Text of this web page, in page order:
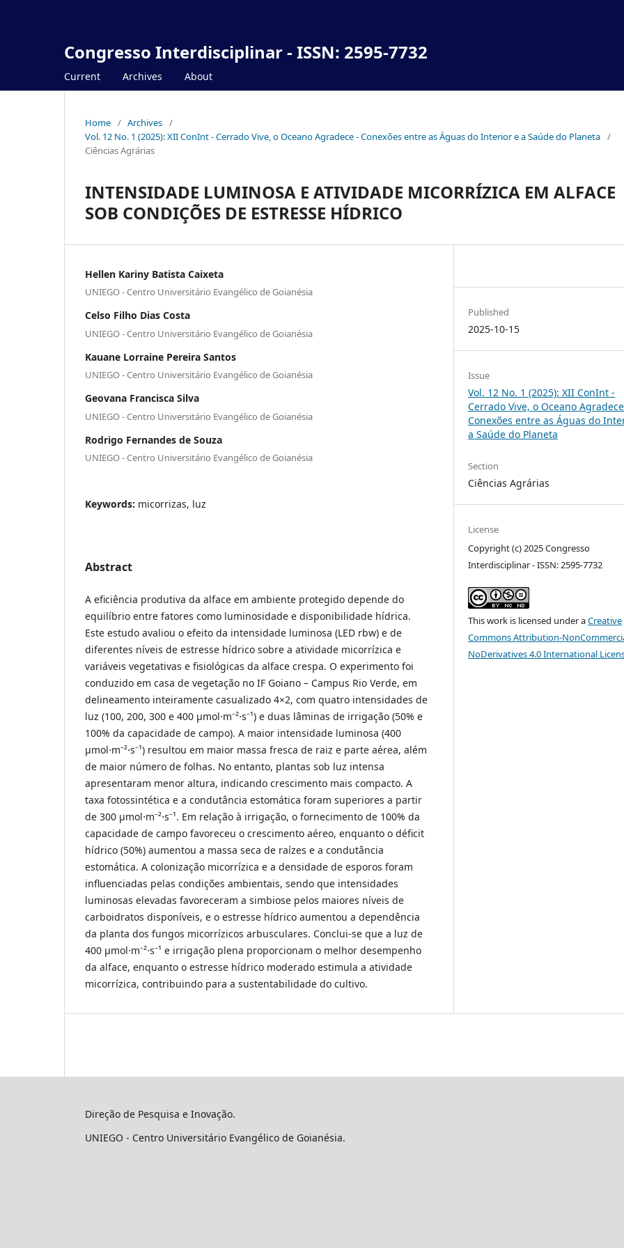
Congresso Interdisciplinar - ISSN: 2595-7732
Current Archives About
Home / Archives /
Vol. 12 No. 1 (2025): XII ConInt - Cerrado Vive, o Oceano Agradece - Conexões entre as Águas do Interior e a Saúde do Planeta /
Ciências Agrárias
INTENSIDADE LUMINOSA E ATIVIDADE MICORRÍZICA EM ALFACE
SOB CONDIÇÕES DE ESTRESSE HÍDRICO
Hellen Kariny Batista Caixeta
UNIEGO - Centro Universitário Evangélico de Goianésia
Celso Filho Dias Costa
UNIEGO - Centro Universitário Evangélico de Goianésia
Kauane Lorraine Pereira Santos
UNIEGO - Centro Universitário Evangélico de Goianésia
Geovana Francisca Silva
UNIEGO - Centro Universitário Evangélico de Goianésia
Rodrigo Fernandes de Souza
UNIEGO - Centro Universitário Evangélico de Goianésia
Keywords: micorrizas, luz
Abstract
A eficiência produtiva da alface em ambiente protegido depende do
equilíbrio entre fatores como luminosidade e disponibilidade hídrica.
Este estudo avaliou o efeito da intensidade luminosa (LED rbw) e de
diferentes níveis de estresse hídrico sobre a atividade micorrízica e
variáveis vegetativas e fisiológicas da alface crespa. O experimento foi
conduzido em casa de vegetação no IF Goiano – Campus Rio Verde, em
delineamento inteiramente casualizado 4×2, com quatro intensidades de
luz (100, 200, 300 e 400 μmol⋅m⁻²⋅s⁻¹) e duas lâminas de irrigação (50% e
100% da capacidade de campo). A maior intensidade luminosa (400
μmol⋅m⁻²⋅s⁻¹) resultou em maior massa fresca de raiz e parte aérea, além
de maior número de folhas. No entanto, plantas sob luz intensa
apresentaram menor altura, indicando crescimento mais compacto. A
taxa fotossintética e a condutância estomática foram superiores a partir
de 300 μmol⋅m⁻²⋅s⁻¹. Em relação à irrigação, o fornecimento de 100% da
capacidade de campo favoreceu o crescimento aéreo, enquanto o déficit
hídrico (50%) aumentou a massa seca de raízes e a condutância
estomática. A colonização micorrízica e a densidade de esporos foram
influenciadas pelas condições ambientais, sendo que intensidades
luminosas elevadas favoreceram a simbiose pelos maiores níveis de
carboidratos disponíveis, e o estresse hídrico aumentou a dependência
da planta dos fungos micorrízicos arbusculares. Conclui-se que a luz de
400 μmol⋅m⁻²⋅s⁻¹ e irrigação plena proporcionam o melhor desempenho
da alface, enquanto o estresse hídrico moderado estimula a atividade
micorrízica, contribuindo para a sustentabilidade do cultivo.
Published
2025-10-15
Issue
Vol. 12 No. 1 (2025): XII ConInt -
Cerrado Vive, o Oceano
Conexões entre as Águas do
a Saúde do Planeta
Section
Ciências Agrárias
License
Copyright (c) 2025 Congresso
Interdisciplinar - ISSN: 2595-7732
This work is licensed under aCreative
Commons Attribution-
NoDerivatives 4.0 International
Direção de Pesquisa e Inovação.
UNIEGO - Centro Universitário Evangélico de Goianésia.